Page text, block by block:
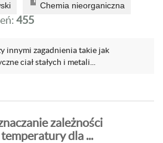
Chemia nieorganiczna
455
innymi zagadnienia takie jak
ciał stałych i metali...
zależności
dla ...